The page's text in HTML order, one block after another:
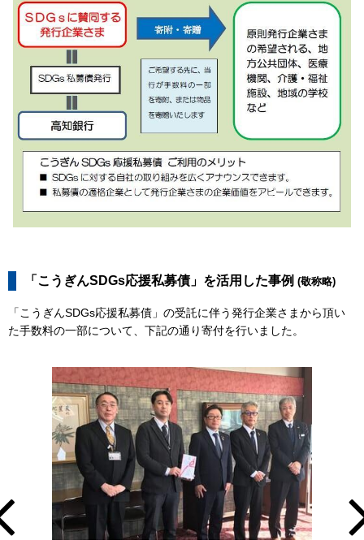
「こうぎんSDGs応援私募債」を活用した事例 (敬称略)
「こうぎんSDGs応援私募債」の受託に伴う発行企業さまから頂い
た手数料の一部について、下記の通り寄付を行いました。